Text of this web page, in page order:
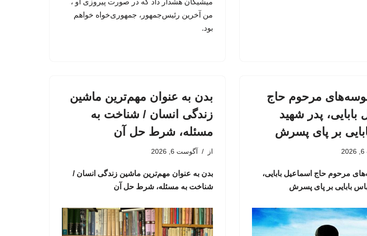
من آخرین رئیس‌جمهور، جمهوری‌‍‌خواه خواهم
بود.
بوسه‌های مرحوم حاج
بابایی، پدر شهید
بر پای پسرش
مرحوم حاج اسماعیل بابایی،
بابایی بر پای پسرش
بدن به عنوان مهم‌ترین ماشین
زندگی انسان / شناخت به
مسئله، شرط حل آن
از آگوست 6, 2026
بدن به عنوان مهم‌ترین ماشین زندگی انسان /
شناخت به مسئله، شرط حل آن